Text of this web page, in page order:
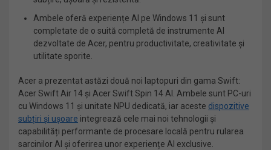
Ambele oferă experiențe AI pe Windows 11 și sunt
completate de o suită completă de instrumente AI
dezvoltate de Acer, pentru productivitate, creativitate și
utilitate sporite.
Acer a prezentat astăzi două noi laptopuri din gama Swift:
Acer Swift Air 14 și Acer Swift Spin 14 AI. Ambele sunt PC-uri
cu Windows 11 și unitate NPU dedicată, iar aceste dispozitive
subțiri și ușoare integrează cele mai noi tehnologii și
capabilități performante de procesare locală pentru rularea
sarcinilor AI și oferirea unor experiențe AI exclusive.